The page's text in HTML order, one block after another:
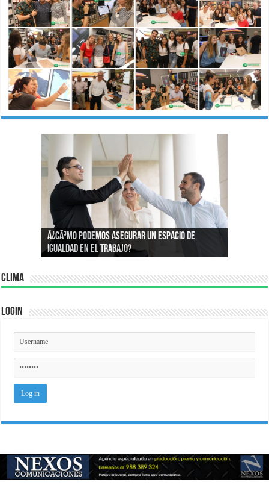
Â¿CÃ³mo podemos asegurar un espacio de
igualdad en el trabajo?
Â¿Por quÃ© compramos lo que compramos?:
Conoce la psicologÃ­a que define nuestros
consumos
Clima
Login